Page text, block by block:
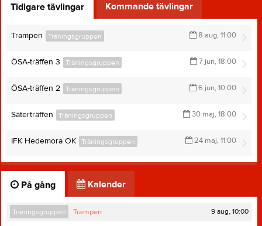
Tidigare tävlingar Kommande tävlingar
8 aug, 11:00
Träningsgruppen
Trampen
7 jun, 18:00
Träningsgruppen
ÖSA-träffen 3
6 jun, 10:00
Träningsgruppen
ÖSA-träffen 2
30 maj, 18:00
Träningsgruppen
Säterträffen
24 maj, 11:00
Träningsgruppen
IFK Hedemora OK
På gång Kalender
Träningsgruppen Trampen 9 aug, 10:00